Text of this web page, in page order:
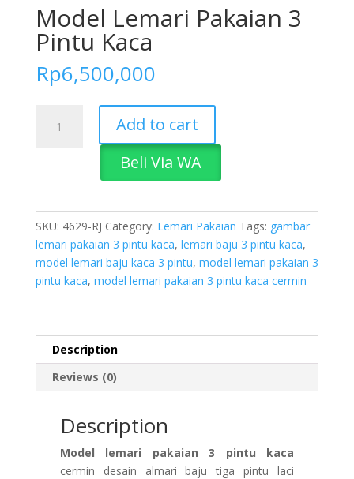
Model Lemari Pakaian 3
Pintu Kaca
Rp6,500,000
Lemari
quantity
Add to cart
Beli Via WA
SKU: 4629-RJ Category: Lemari Pakaian Tags: gambar
lemari pakaian 3 pintu kaca, lemari baju 3 pintu kaca,
model lemari baju kaca 3 pintu, model lemari pakaian 3
pintu kaca, model lemari pakaian 3 pintu kaca cermin
Description
Reviews (0)
Description
Model lemari pakaian 3 pintu kaca
cermin desain almari baju tiga pintu laci